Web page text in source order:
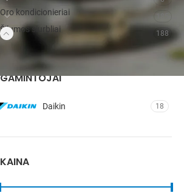
Oro kondicionieriai
Šilumos siurbliai 188
GAMINTOJAI
Daikin 18
KAINA